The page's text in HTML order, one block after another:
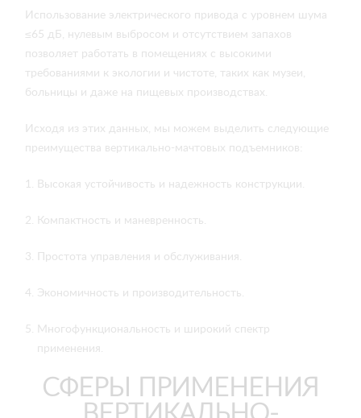
Использование электрического привода с уровнем шума
≤65 дБ, нулевым выбросом и отсутствием запахов
позволяет работать в помещениях с высокими
требованиями к экологии и чистоте, таких как музеи,
больницы и даже на пищевых производствах.
Исходя из этих данных, мы можем выделить следующие
преимущества вертикально-мачтовых подъемников:
Высокая устойчивость и надежность конструкции.
Компактность и маневренность.
Простота управления и обслуживания.
Экономичность и производительность.
Многофункциональность и широкий спектр
применения.
СФЕРЫ ПРИМЕНЕНИЯ